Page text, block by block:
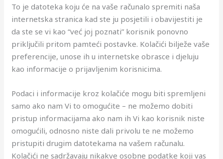
To je datoteka koju će na vaše računalo spremiti naša
internetska stranica kad ste ju posjetili i obavijestiti je
da ste se vi kao “već joj poznati” korisnik ponovno
priključili pritom pamteći postavke. Kolačići bilježe vaše
preferencije, unose ih u internetske obrasce i djeluju
kao informacije o prijavljenim korisnicima.
Podaci i informacije kroz kolačiće mogu biti spremljeni
samo ako nam Vi to omogućite – ne možemo dobiti
pristup informacijama ako nam ih Vi kao korisnik niste
omogućili, odnosno niste dali privolu te ne možemo
pristupiti drugim datotekama na vašem računalu.
Kolačići ne sadržavaju nikakve osobne podatke koji vas